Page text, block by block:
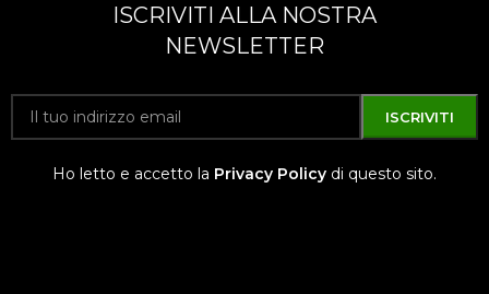
ISCRIVITI ALLA NOSTRA
NEWSLETTER
Ho letto e accetto la Privacy Policy di questo sito.